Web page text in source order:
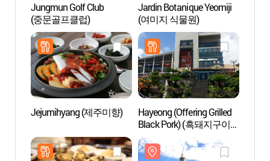
Jungmun Golf Club
(중문골프클럽)
Jardin Botanique Yeomiji
(여미지 식물원)
Jejumihyang (제주미향)
Hayeong (Offering Grilled
Black Pork) (흑돼지구이집
하영)